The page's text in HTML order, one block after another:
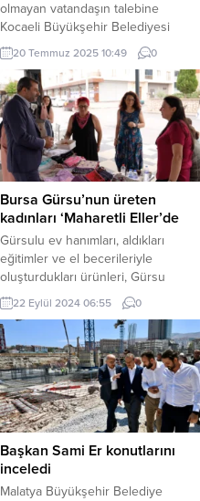
olmayan vatandaşın talebine
Kocaeli Büyükşehir Belediyesi
Zabıta ekipleri hızlıca yanıt verdi.
KOCAELİ (İGFA) – Kocaeli
Büyükşehir Belediyesi Zabıta
Dairesi Başkanlığı, vatandaşların
ihtiyaç duyduğu her anda
yanlarında olmaya devam ediyor.
Günün her saatinde kent
genelinde görev başında olan
zabıta ekipleri, bu kez hastanede
yatan bir vatandaşın talebine...
20 Temmuz 2025 10:49 0
Bursa Gürsu’nun üreten
kadınları ‘Maharetli Eller’de
Gürsulu ev hanımları, aldıkları
eğitimler ve el becerileriyle
oluşturdukları ürünleri, Gürsu
Belediyesi Maharetli Eller
Çarşısı’nda satışa sunuyor. BURSA
(İGFA) – Gürsu Belediyesi,
kadınların ekonomik üretime
katılmaları yönünde gerçekleştirdiği
eğitim programları ve kursların
yanında, ev hanımlarına özel
oluşturduğu Maharetli Eller Çarşısı
ile de kadınlara ürettiklerini satışa
sunma imkanı sağlıyor. Gürsu
Belediye...
22 Eylül 2024 06:55 0
Başkan Sami Er konutlarını
inceledi
Malatya Büyükşehir Belediye